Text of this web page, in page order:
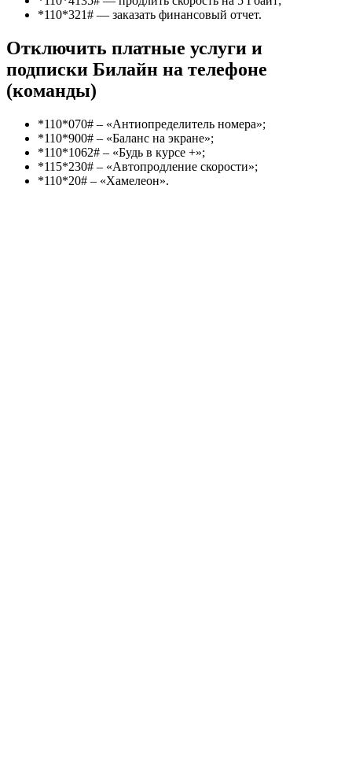
*110*321# — заказать финансовый отчет.
Отключить платные услуги и
подписки Билайн на телефоне
(команды)
*110*070# – «Антиопределитель номера»;
*110*900# – «Баланс на экране»;
*110*1062# – «Будь в курсе +»;
*115*230# – «Автопродление скорости»;
*110*20# – «Хамелеон».